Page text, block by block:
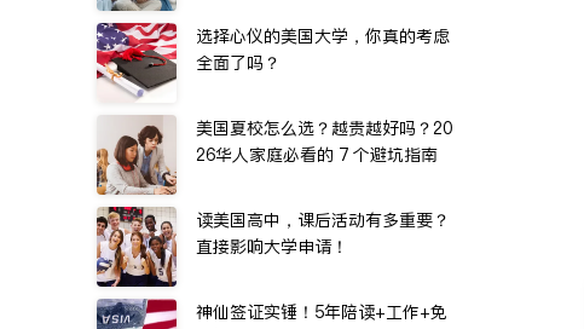
选择心仪的美国大学，你真的考虑
全面了吗？
美国夏校怎么选？越贵越好吗？20
26华人家庭必看的 7 个避坑指南
读美国高中，课后活动有多重要？
直接影响大学申请！
神仙签证实锤！5年陪读+工作+免